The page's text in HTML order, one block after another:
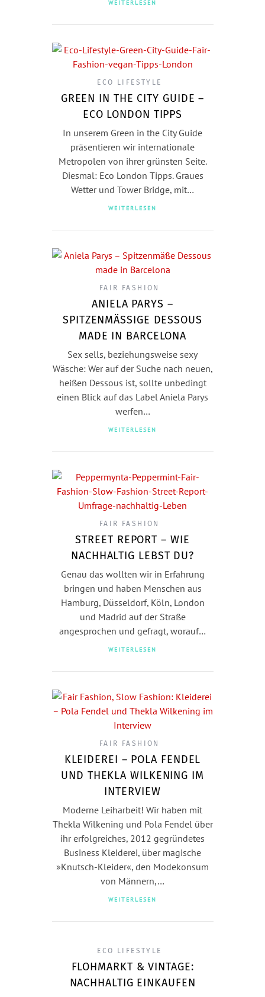
WEITERLESEN
ECO LIFESTYLE
GREEN IN THE CITY GUIDE –
ECO LONDON TIPPS
In unserem Green in the City Guide
präsentieren wir internationale
Metropolen von ihrer grünsten Seite.
Diesmal: Eco London Tipps. Graues
Wetter und Tower Bridge, mit…
WEITERLESEN
FAIR FASHION
ANIELA PARYS –
SPITZENMÄSSIGE DESSOUS M
ADE IN BARCELONA
Sex sells, beziehungsweise sexy
Wäsche: Wer auf der Suche nach neuen,
heißen Dessous ist, sollte unbedingt
einen Blick auf das Label Aniela Parys
werfen…
WEITERLESEN
FAIR FASHION
STREET REPORT – WIE
NACHHALTIG LEBST DU?
Genau das wollten wir in Erfahrung
bringen und haben Menschen aus
Hamburg, Düsseldorf, Köln, London
und Madrid auf der Straße
angesprochen und gefragt, worauf…
WEITERLESEN
FAIR FASHION
KLEIDEREI – POLA FENDEL
UND THEKLA WILKENING IM
INTERVIEW
Moderne Leiharbeit! Wir haben mit
Thekla Wilkening und Pola Fendel über
ihr erfolgreiches, 2012 gegründetes
Business Kleiderei, über magische
»Knutsch-Kleider«, den Modekonsum
von Männern,…
WEITERLESEN
ECO LIFESTYLE
FLOHMARKT & VINTAGE:
NACHHALTIG EINKAUFEN